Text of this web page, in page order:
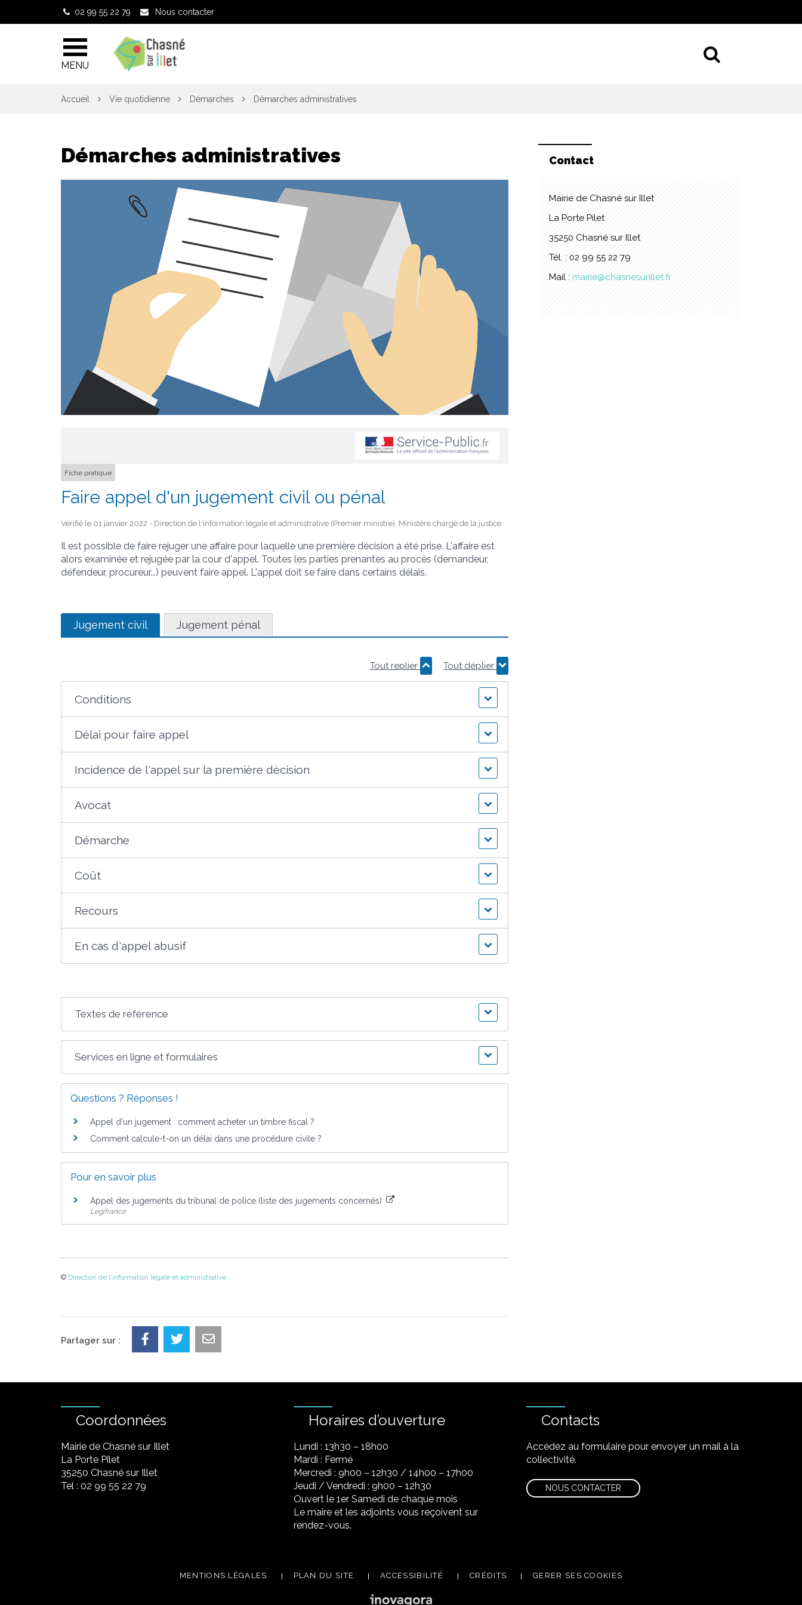
02 99 55 22 79 Nous contacter
MENU
Accueil Vie quotidienne Démarches Démarches administratives
Démarches administratives
Fiche pratique
Faire appel d'un jugement civil ou pénal
Vérifié le 01 janvier 2022 - Direction de l'information légale et administrative (Premier ministre), Ministère chargé de la justice
Il est possible de faire rejuger une affaire pour laquelle une première décision a été prise. L'affaire est
alors examinée et rejugée par la cour d'appel. Toutes les parties prenantes au procès (demandeur,
défendeur, procureur...) peuvent faire appel. L'appel doit se faire dans certains délais.
Jugement civil Jugement pénal
Tout replier Tout déplier
Conditions
Délai pour faire appel
Incidence de l'appel sur la première décision
Avocat
Démarche
Coût
Recours
En cas d'appel abusif
Textes de référence
Services en ligne et formulaires
Questions ? Réponses !
Appel d'un jugement : comment acheter un timbre fiscal ?
Comment calcule-t-on un délai dans une procédure civile ?
Pour en savoir plus
Appel des jugements du tribunal de police (liste des jugements concernés)
Legifrance
© Direction de l'information légale et administrative
Contact
Mairie de Chasné sur Illet
La Porte Pilet
35250 Chasné sur Illet
Tél. : 02 99 55 22 79
Mail : mairie@chasnesurillet.fr
Partager sur :
Coordonnées
Mairie de Chasné sur Illet
La Porte Pilet
35250 Chasné sur Illet
Tel : 02 99 55 22 79
Horaires d’ouverture
Lundi : 13h30 – 18h00
Mardi : Fermé
Mercredi : 9h00 – 12h30 / 14h00 – 17h00
Jeudi / Vendredi : 9h00 – 12h30
Ouvert le 1er Samedi de chaque mois
Le maire et les adjoints vous reçoivent sur
rendez-vous.
Contacts
Accédez au formulaire pour envoyer un mail à la
collectivité.
NOUS CONTACTER
MENTIONS LÉGALES PLAN DU SITE ACCESSIBILITÉ CRÉDITS GERER SES COOKIES